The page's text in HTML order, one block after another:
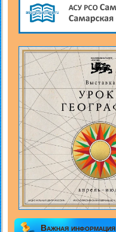
Важная информация